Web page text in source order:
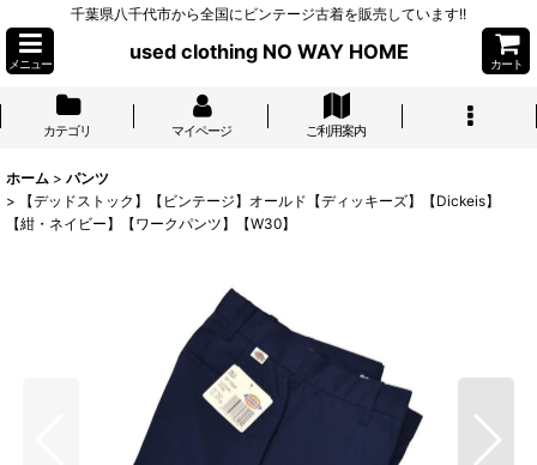
千葉県八千代市から全国にビンテージ古着を販売しています!!
メニュー
used clothing NO WAY HOME
カート
カテゴリ マイページ ご利用案内
ホーム > パンツ
>
【デッドストック】【ビンテージ】オールド【ディッキーズ】【Dickeis】
【紺・ネイビー】【ワークパンツ】【W30】